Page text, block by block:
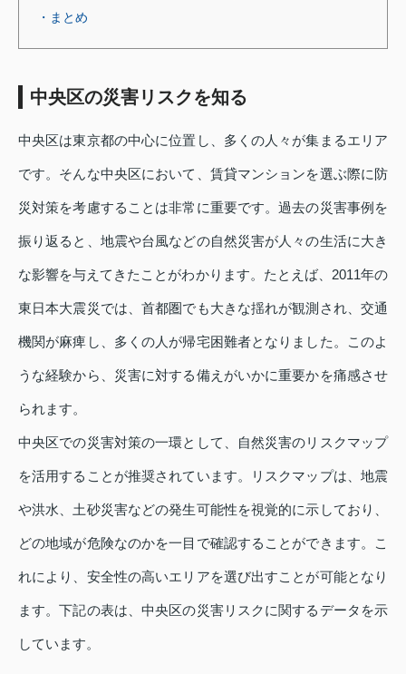
・まとめ
中央区の災害リスクを知る
中央区は東京都の中心に位置し、多くの人々が集まるエリア
です。そんな中央区において、賃貸マンションを選ぶ際に防
災対策を考慮することは非常に重要です。過去の災害事例を
振り返ると、地震や台風などの自然災害が人々の生活に大き
な影響を与えてきたことがわかります。たとえば、2011年の
東日本大震災では、首都圏でも大きな揺れが観測され、交通
機関が麻痺し、多くの人が帰宅困難者となりました。このよ
うな経験から、災害に対する備えがいかに重要かを痛感させ
られます。
中央区での災害対策の一環として、自然災害のリスクマップ
を活用することが推奨されています。リスクマップは、地震
や洪水、土砂災害などの発生可能性を視覚的に示しており、
どの地域が危険なのかを一目で確認することができます。こ
れにより、安全性の高いエリアを選び出すことが可能となり
ます。下記の表は、中央区の災害リスクに関するデータを示
しています。